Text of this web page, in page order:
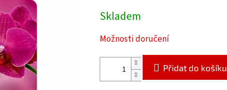
Měrná
cena:
Skladem
Možnosti doručení
Přidat do košíku